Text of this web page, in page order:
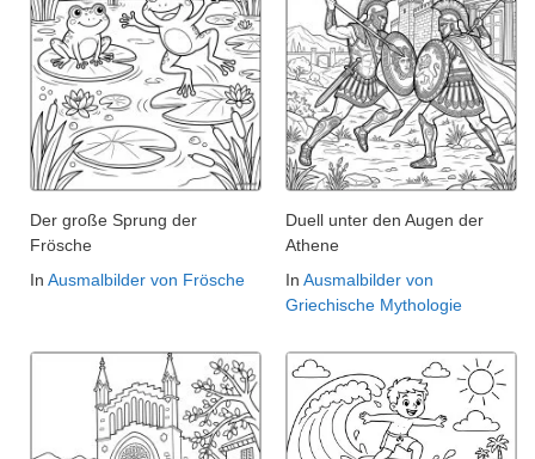
Der große Sprung der
Frösche
In Ausmalbilder von Frösche
Duell unter den Augen der
Athene
In Ausmalbilder von
Griechische Mythologie